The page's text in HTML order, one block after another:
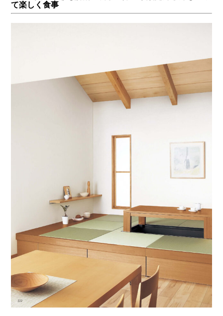
て楽しく食事